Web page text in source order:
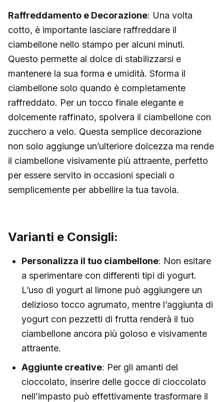
Raffreddamento e Decorazione: Una volta
cotto, è importante lasciare raffreddare il
ciambellone nello stampo per alcuni minuti.
Questo permette al dolce di stabilizzarsi e
mantenere la sua forma e umidità. Sforma il
ciambellone solo quando è completamente
raffreddato. Per un tocco finale elegante e
dolcemente raffinato, spolvera il ciambellone con
zucchero a velo. Questa semplice decorazione
non solo aggiunge un’ulteriore dolcezza ma rende
il ciambellone visivamente più attraente, perfetto
per essere servito in occasioni speciali o
semplicemente per abbellire la tua tavola.
Varianti e Consigli:
Personalizza il tuo ciambellone: Non esitare
a sperimentare con differenti tipi di yogurt.
L’uso di yogurt al limone può aggiungere un
delizioso tocco agrumato, mentre l’aggiunta di
yogurt con pezzetti di frutta renderà il tuo
ciambellone ancora più goloso e visivamente
attraente.
Aggiunte creative: Per gli amanti del
cioccolato, inserire delle gocce di cioccolato
nell’impasto può effettivamente trasformare il